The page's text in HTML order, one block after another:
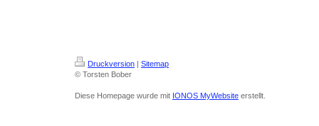
Druckversion | Sitemap
© Torsten Bober
Diese Homepage wurde mit IONOS MyWebsite erstellt.